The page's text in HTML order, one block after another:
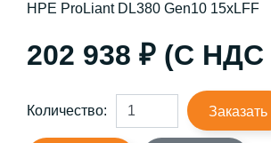
HPE ProLiant DL380 Gen10 15xLFF
202 938 ₽ (С НДС
Количество: Заказать